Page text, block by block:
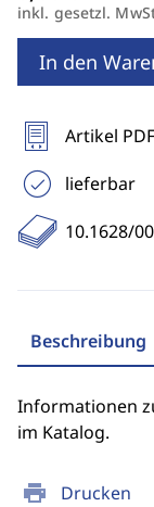
print Drucken
inkl. gesetzl.
In den
Artikel PDF
lieferbar
10.1628/
Beschreibung
Informationen
im Katalog.